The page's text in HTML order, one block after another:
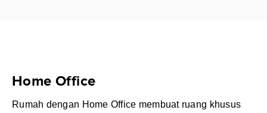
Home Office
Rumah dengan Home Office membuat ruang khusus